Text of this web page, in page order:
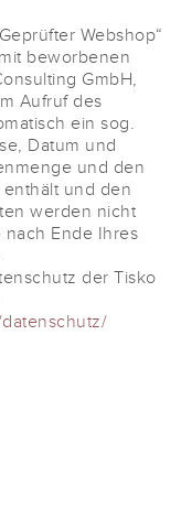
Webshop“
beworbenen
GmbH,
Aufruf des
ein sog.
Datum und
und den
und den
werden nicht
Ende Ihres
der Tisko